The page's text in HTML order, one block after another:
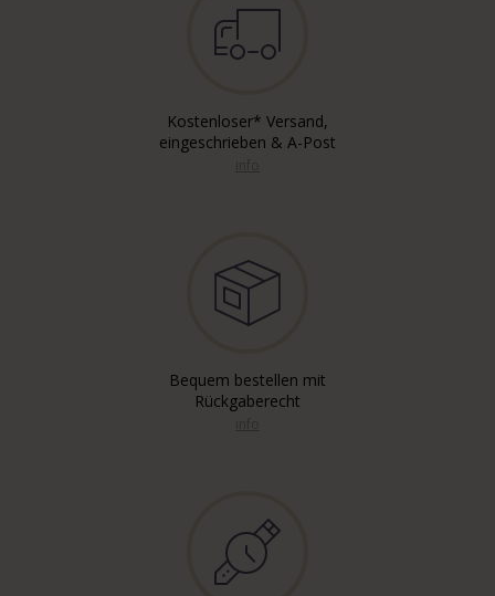
Kostenloser* Versand,
eingeschrieben & A-Post
Bequem bestellen mit
Rückgaberecht